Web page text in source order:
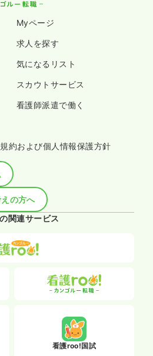
Myページ
求人を探す
気になるリスト
スカウトサービス
看護師派遣で働く
約および個人情報保護方針
の方へ
関連サービス
看護roo!国試